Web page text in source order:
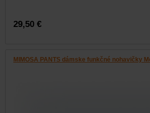
29,50 €
MIMOSA PANTS dámske funkčné nohavičky